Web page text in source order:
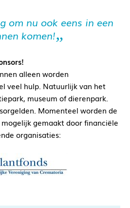
om nu ook eens in een
komen!
alleen worden
veel hulp. Natuurlijk van het
museum of dierenpark.
Momenteel worden de
gemaakt door financiële
organisaties: